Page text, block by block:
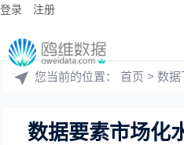
登录 注册
您当前的位置：首页 >数据
数据要素市场化